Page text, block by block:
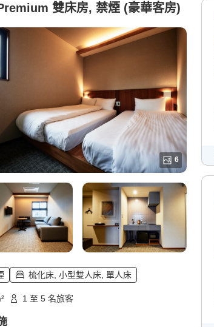
雙床房, 禁煙 (豪華客房)
6
梳化床, 小型雙人床, 單人床
1 至 5 名旅客